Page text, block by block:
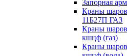
Запорная
Краны
11Б27П ГАЗ
Краны
кшцф (газ)
Краны